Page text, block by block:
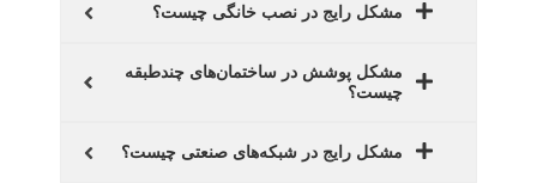
مشکل رایج در نصب خانگی چیست؟
مشکل پوشش در ساختمان‌های چندطبقه
چیست؟
مشکل رایج در شبکه‌های صنعتی چیست؟